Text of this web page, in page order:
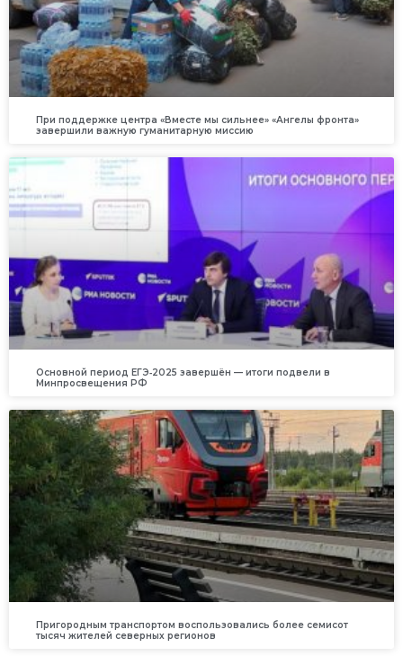
При поддержке центра «Вместе мы сильнее» «Ангелы фронта»
завершили важную гуманитарную миссию
Основной период ЕГЭ‑2025 завершён — итоги подвели в
Минпросвещения РФ
Пригородным транспортом воспользовались более семисот
тысяч жителей северных регионов